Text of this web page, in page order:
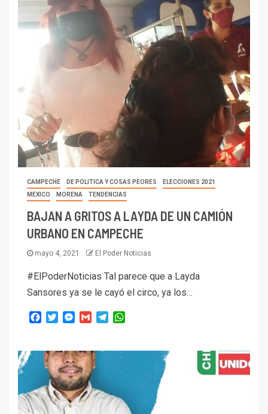
CAMPECHE DE POLITICA Y COSAS PEORES
ELECCIONES 2021
MEXICO
MORENA TENDENCIAS
BAJAN A GRITOS A LAYDA DE UN CAMIÓN
URBANO EN CAMPECHE
mayo 4, 2021 El Poder Noticias
#ElPoderNoticias Tal parece que a Layda
Sansores ya se le cayó el circo, ya los…
Facebook
TwitterMessenger
Gmail Telegram